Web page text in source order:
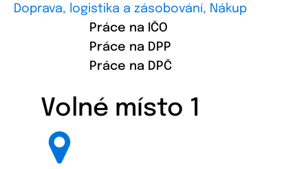
Doprava, logistika a zásobování, Nákup
Práce na IČO
Práce na DPP
Práce na DPČ
Volné místo 1